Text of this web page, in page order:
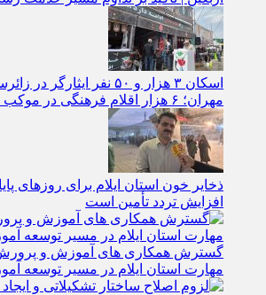
اربعین | تأکید بر تداوم مسیر خدمت‌
اسکان ۳ هزار و ۵۰ نفر
مهران؛ ۶ هزار اقلام فرهنگی در موکب سلام شهید توزیع شد
ذخایر خون استان ایلام برای روزهای
افزایش تردد تأمین است
گسترش همکاری‌ های آموزش و پرورش
مهارت استان ایلام در مسیر توسعه